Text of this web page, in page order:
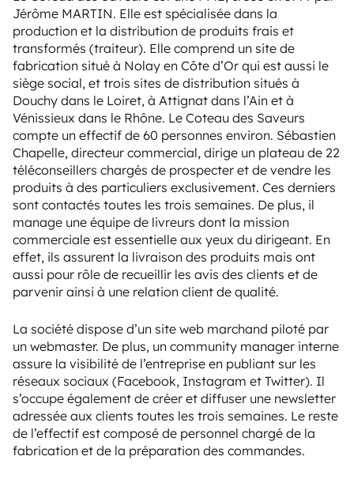
Jérôme MARTIN. Elle est spécialisée dans la
production et la distribution de produits frais et
transformés (traiteur). Elle comprend un site de
fabrication situé à Nolay en Côte d’Or qui est aussi le
siège social, et trois sites de distribution situés à
Douchy dans le Loiret, à Attignat dans l’Ain et à
Vénissieux dans le Rhône. Le Coteau des Saveurs
compte un effectif de 60 personnes environ. Sébastien
Chapelle, directeur commercial, dirige un plateau de 22
téléconseillers chargés de prospecter et de vendre les
produits à des particuliers exclusivement. Ces derniers
sont contactés toutes les trois semaines. De plus, il
manage une équipe de livreurs dont la mission
commerciale est essentielle aux yeux du dirigeant. En
effet, ils assurent la livraison des produits mais ont
aussi pour rôle de recueillir les avis des clients et de
parvenir ainsi à une relation client de qualité.
La société dispose d’un site web marchand piloté par
un webmaster. De plus, un community manager interne
assure la visibilité de l’entreprise en publiant sur les
réseaux sociaux (Facebook, Instagram et Twitter). Il
s’occupe également de créer et diffuser une newsletter
adressée aux clients toutes les trois semaines. Le reste
de l’effectif est composé de personnel chargé de la
fabrication et de la préparation des commandes.